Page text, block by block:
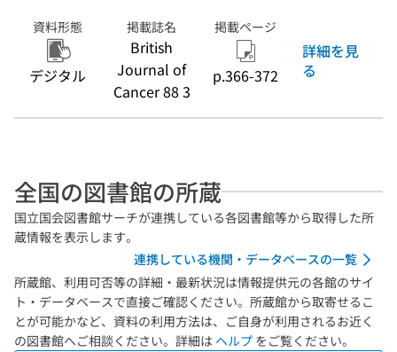
資料形態
デジタル
掲載誌名
British
Journal of
Cancer 88 3
掲載ページ
p.366-372
詳細を見
る
全国の図書館の所蔵
国立国会図書館サーチが連携している各図書館等から取得した所
蔵情報を表示します。
連携している機関・データベースの一覧
所蔵館、利用可否等の詳細・最新状況は情報提供元の各館のサイ
ト・データベースで直接ご確認ください。所蔵館から取寄せるこ
とが可能かなど、資料の利用方法は、ご自身が利用されるお近く
の図書館へご相談ください。詳細は ヘルプ をご覧ください。